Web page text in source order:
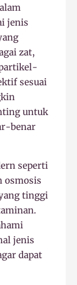
jenis
zat,
sesuai
untuk
benar
seperti
osmosis
tinggi
jenis
dapat